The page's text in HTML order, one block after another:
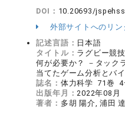
DOI： 10.20693/
外部サイトへのリン
記述言語： 日本語
タイトル： ラグビー競
何が必要か？ －タック
当てたゲーム分析とバ
誌名： 体力科学 71巻 4
出版年月：2022年08月
著者： 多胡 陽介, 浦田